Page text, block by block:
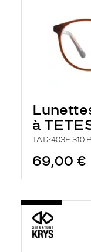
à
TAT2403E 310
69,00 €